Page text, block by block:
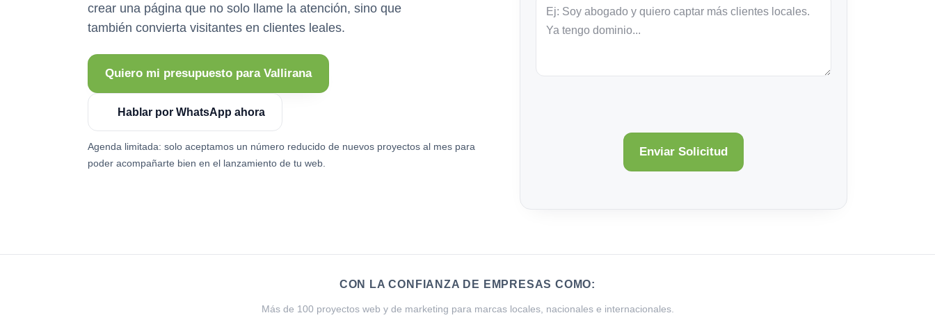
crear una página que no solo llame la atención, sino que
también convierta visitantes en clientes leales.
Quiero mi presupuesto para Vallirana
Hablar por WhatsApp ahora
Agenda limitada: solo aceptamos un número reducido de nuevos proyectos al mes para
poder acompañarte bien en el lanzamiento de tu web.
CON LA CONFIANZA DE EMPRESAS COMO:
Más de 100 proyectos web y de marketing para marcas locales, nacionales e internacionales.